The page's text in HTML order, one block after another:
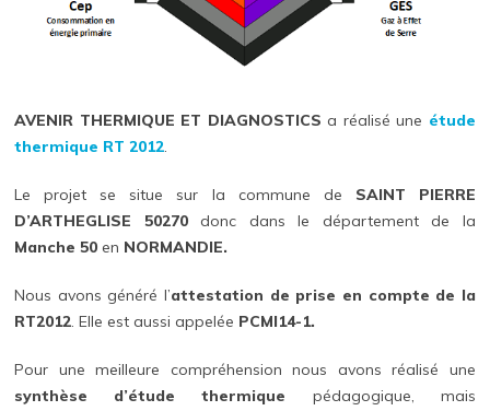
AVENIR THERMIQUE ET DIAGNOSTICS a réalisé une étude
thermique RT 2012.
Le projet se situe sur la commune de SAINT PIERRE
D’ARTHEGLISE 50270donc dans le département de la
Manche 50en NORMANDIE.
Nous avons généré l’attestation de prise en compte de la
RT2012. Elle est aussi appelée PCMI14-1.
Pour une meilleure compréhension nous avons réalisé une
synthèse d’étude thermique pédagogique, mais